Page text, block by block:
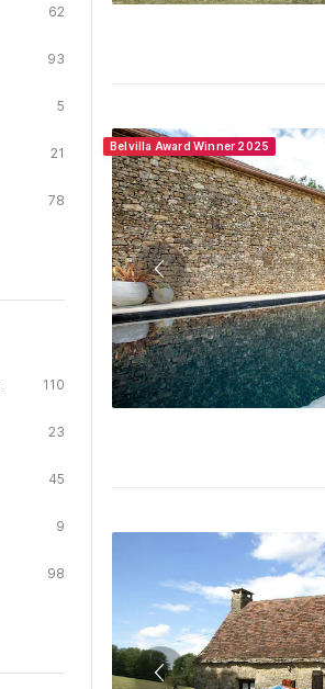
62
93
5
21
78
110
23
45
9
98
Belvilla Award Winner 2025